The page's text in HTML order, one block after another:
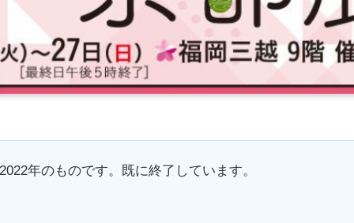
年のものです。既に終了しています。